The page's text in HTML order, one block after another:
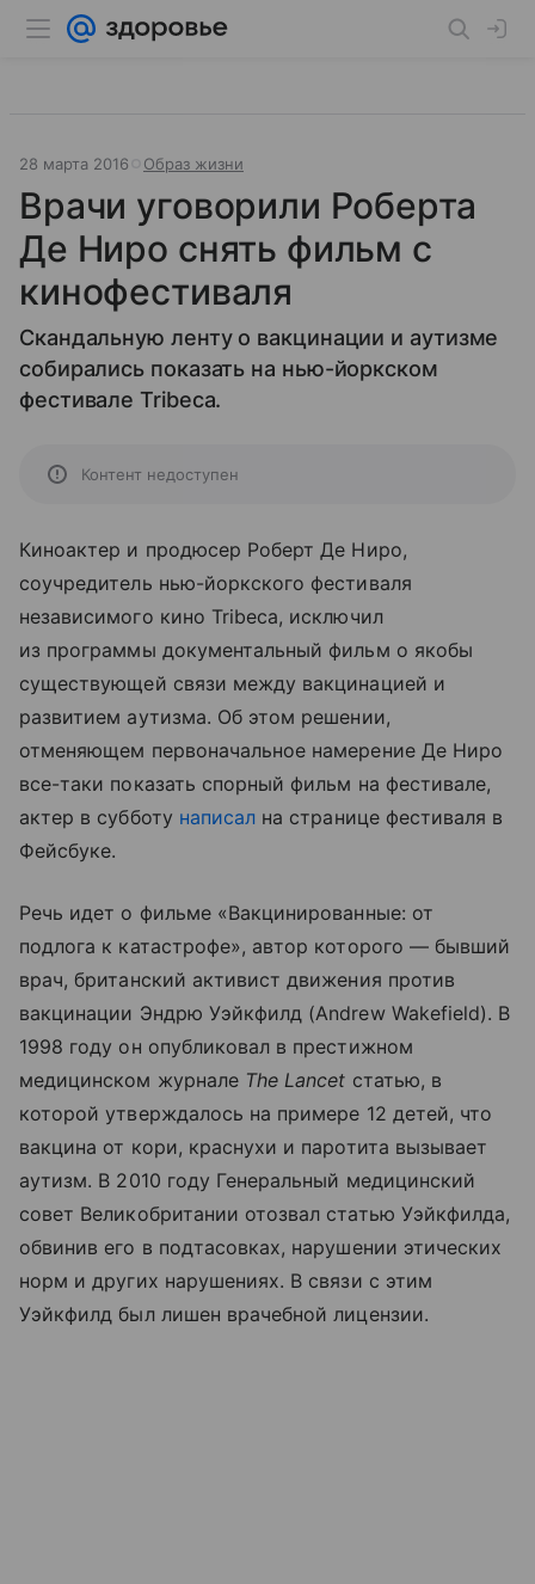
28 марта 2016 Образ жизни
Врачи уговорили Роберта
Де Ниро снять фильм с
кинофестиваля
Скандальную ленту о вакцинации и аутизме
собирались показать на нью-йоркском
фестивале Tribeca.
Контент недоступен
Киноактер и продюсер Роберт Де Ниро,
соучредитель нью-йоркского фестиваля
независимого кино Tribeca, исключил
из программы документальный фильм о якобы
существующей связи между вакцинацией и
развитием аутизма. Об этом решении,
отменяющем первоначальное намерение Де Ниро
все-таки показать спорный фильм на фестивале,
актер в субботу написал на странице фестиваля в
Фейсбуке.
Речь идет о фильме «Вакцинированные: от
подлога к катастрофе», автор которого — бывший
врач, британский активист движения против
вакцинации Эндрю Уэйкфилд (Andrew Wakefield). В
1998 году он опубликовал в престижном
медицинском журнале The Lancet статью, в
которой утверждалось на примере 12 детей, что
вакцина от кори, краснухи и паротита вызывает
аутизм. В 2010 году Генеральный медицинский
совет Великобритании отозвал статью Уэйкфилда,
обвинив его в подтасовках, нарушении этических
норм и других нарушениях. В связи с этим
Уэйкфилд был лишен врачебной лицензии.